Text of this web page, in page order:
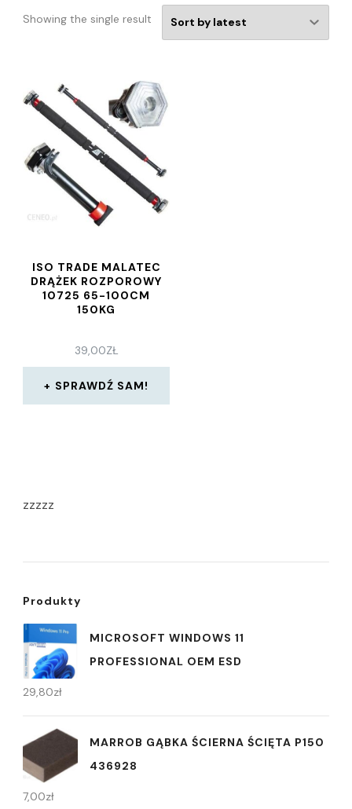
Showing the single result
ISO TRADE MALATEC
DRĄŻEK ROZPOROWY
10725 65-100CM
150KG
39,00ZŁ
SPRAWDŹ SAM!
zzzzz
Produkty
MICROSOFT WINDOWS 11
PROFESSIONAL OEM ESD
29,80zł
MARROB GĄBKA ŚCIERNA ŚCIĘTA P150
436928
7,00zł